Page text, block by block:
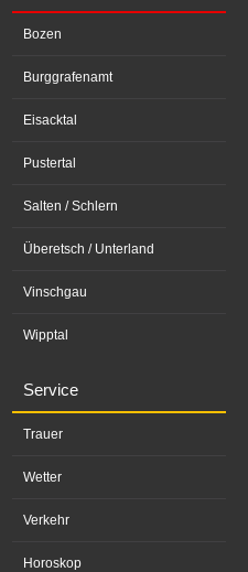
Bozen
Burggrafenamt
Eisacktal
Pustertal
Salten / Schlern
Überetsch / Unterland
Vinschgau
Wipptal
Service
Trauer
Wetter
Verkehr
Horoskop